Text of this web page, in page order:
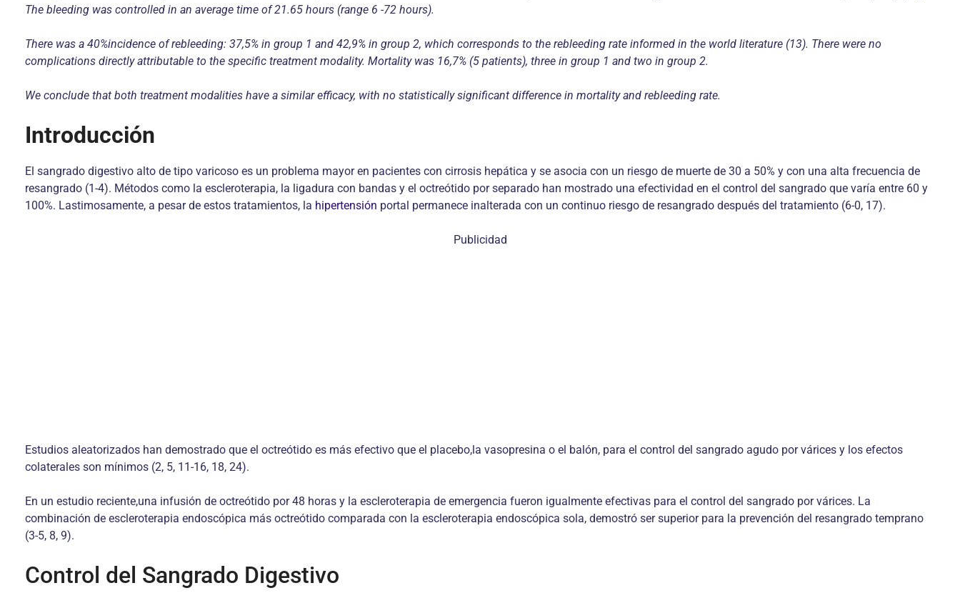
The bleeding was controlled in an average time of 21.65 hours (range 6 -72 hours).
There was a 40%incidence of rebleeding: 37,5% in group 1 and 42,9% in group 2, which corresponds to the rebleeding rate informed in the world literature (13). There were no
complications directly attributable to the specific treatment modality. Mortality was 16,7% (5 patients), three in group 1 and two in group 2.
We conclude that both treatment modalities have a similar efficacy, with no statistically significant difference in mortality and rebleeding rate.
Introducción
El sangrado digestivo alto de tipo varicoso es un problema mayor en pacientes con cirrosis hepática y se asocia con un riesgo de muerte de 30 a 50% y con una alta frecuencia de
resangrado (1-4). Métodos como la escleroterapia, la ligadura con bandas y el octreótido por separado han mostrado una efectividad en el control del sangrado que varía entre 60 y
100%. Lastimosamente, a pesar de estos tratamientos, la hipertensión portal permanece inalterada con un continuo riesgo de resangrado después del tratamiento (6-0, 17).
Publicidad
Estudios aleatorizados han demostrado que el octreótido es más efectivo que el placebo,la vasopresina o el balón, para el control del sangrado agudo por várices y los efectos
colaterales son mínimos (2, 5, 11-16, 18, 24).
En un estudio reciente,una infusión de octreótido por 48 horas y la escleroterapia de emergencia fueron igualmente efectivas para el control del sangrado por várices. La
combinación de escleroterapia endoscópica más octreótido comparada con la escleroterapia endoscópica sola, demostró ser superior para la prevención del resangrado temprano
(3-5, 8, 9).
Control del Sangrado Digestivo